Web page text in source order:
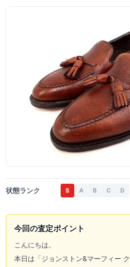
状態ランク S A B C D
今回の査定ポイント
こんにちは。
本日は「ジョンストン&マーフィー